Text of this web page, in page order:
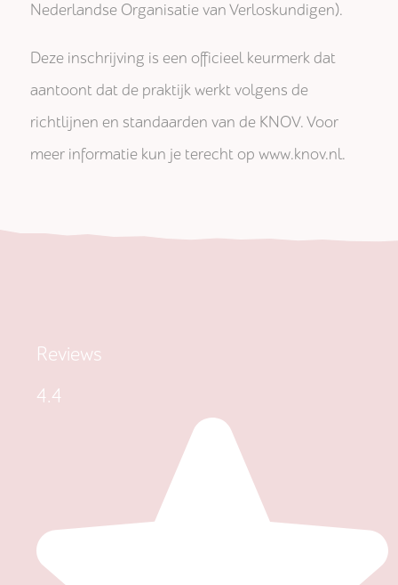
Nederlandse Organisatie van Verloskundigen).
Deze inschrijving is een officieel keurmerk dat
aantoont dat de praktijk werkt volgens de
richtlijnen en standaarden van de KNOV. Voor
meer informatie kun je terecht op www.knov.nl.
Reviews
4.4